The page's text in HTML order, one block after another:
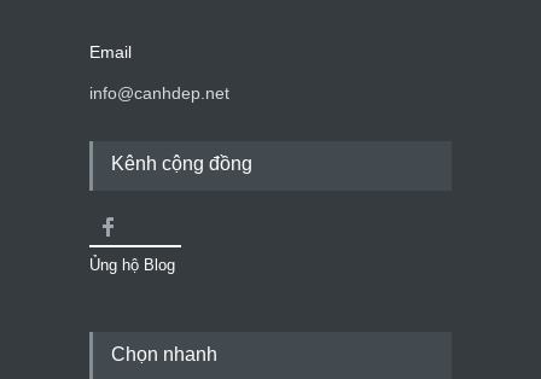
Email
info@canhdep.net
Kênh cộng đồng
Ủng hộ Blog
Chọn nhanh